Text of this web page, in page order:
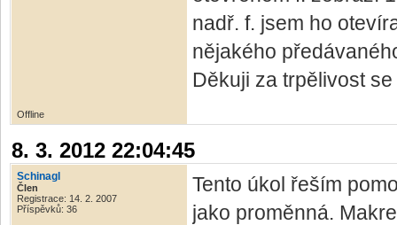
nadř. f. jsem ho
nějakého
Děkuji za trpělivost
Offline
8. 3. 2012 22:04:45
Schinagl
Člen
Registrace: 14. 2. 2007
Příspěvků: 36
Tento úkol řeším
jako proměnná.